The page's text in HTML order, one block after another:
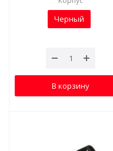
Черный
В корзину